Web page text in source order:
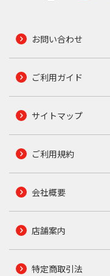
お問い合わせ
ご利用ガイド
サイトマップ
ご利用規約
会社概要
店舗案内
特定商取引法